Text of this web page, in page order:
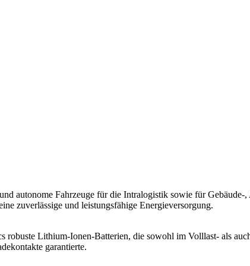
autonome Fahrzeuge für die Intralogistik sowie für
zuverlässige und leistungsfähige Energieversorgung.
robuste Lithium-Ionen-Batterien, die sowohl im Volllast- als
garantierte.